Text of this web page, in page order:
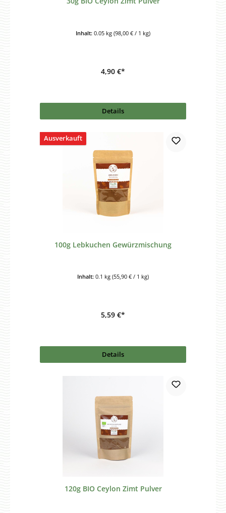
Inhalt: 0.05 kg (98,00 € / 1 kg)
4,90 €*
Details
Ausverkauft
100g Lebkuchen Gewürzmischung
Inhalt: 0.1 kg (55,90 € / 1 kg)
5,59 €*
Details
120g BIO Ceylon Zimt Pulver